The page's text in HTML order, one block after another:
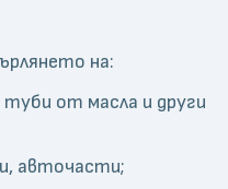
на:
от масла и други
авточасти;